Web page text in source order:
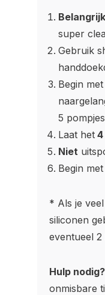
super
Gebruik
Begin
5
Laat het
Niet
Begin
* Als je
siliconen
eventueel 2
Hulp nodig?
onmisbare